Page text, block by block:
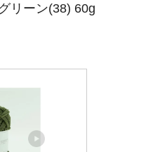
リーン(38) 60g